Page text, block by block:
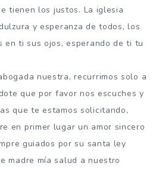
tienen los justos. La iglesia
y esperanza de todos, los
en ti sus ojos, esperando de ti tu
nuestra, recurrimos solo a
que por favor nos escuches y
que te estamos solicitando,
en primer lugar un amor sincero
guiados por su santa ley
madre mía salud a nuestro